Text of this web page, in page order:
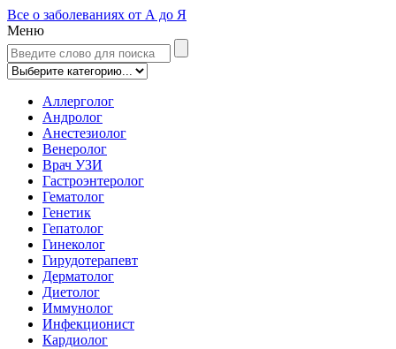
Все о заболеваниях от А до Я
Меню
Аллерголог
Андролог
Анестезиолог
Венеролог
Врач УЗИ
Гастроэнтеролог
Гематолог
Генетик
Гепатолог
Гинеколог
Гирудотерапевт
Дерматолог
Диетолог
Иммунолог
Инфекционист
Кардиолог